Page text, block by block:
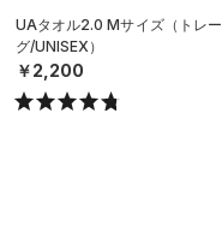
UAタオル2.0 Mサイズ（トレ
グ/UNISEX）
￥2,200